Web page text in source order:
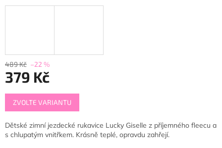
489 Kč –22 %
379 Kč
Měrná
cena:
ZVOLTE VARIANTU
Dětské zimní jezdecké rukavice Lucky Giselle z příjemného fleecu a
s chlupatým vnitřkem. Krásně teplé, opravdu zahřejí.